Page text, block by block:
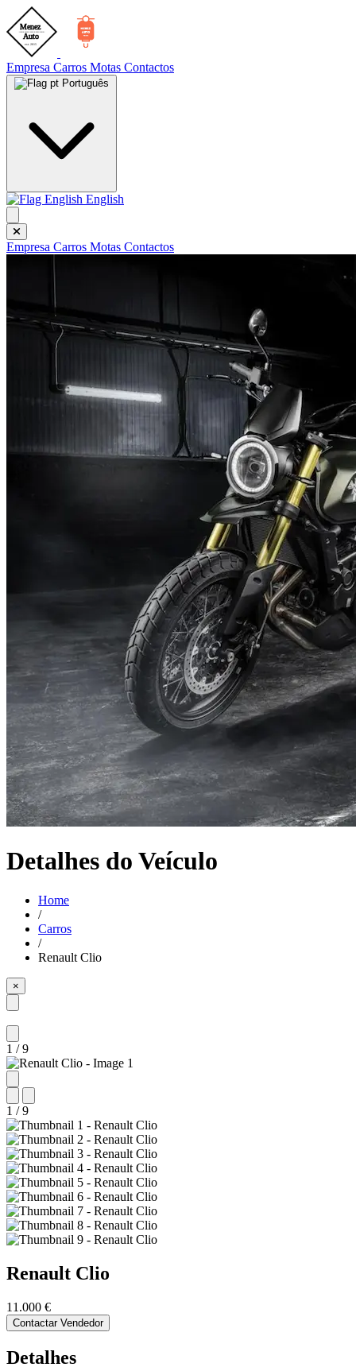
Empresa Carros Motas Contactos
Português
English
Empresa Carros Motas Contactos
Detalhes do Veículo
Home
/
Carros
/
Renault Clio
×
1 / 9
1 / 9
Renault Clio
11.000 €
Contactar Vendedor
Detalhes